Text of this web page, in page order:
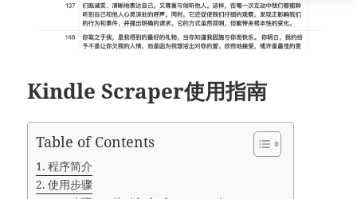
Kindle Scraper使用指南
Table of Contents
程序简介
使用步骤